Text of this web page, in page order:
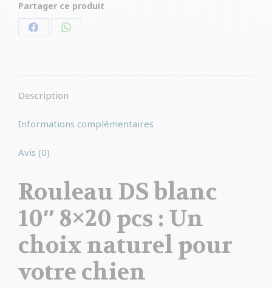
Partager ce produit
PartagerPartager
Description
Informations complémentaires
Avis (0)
Rouleau DS blanc
10″ 8×20 pcs : Un
choix naturel pour
votre chien